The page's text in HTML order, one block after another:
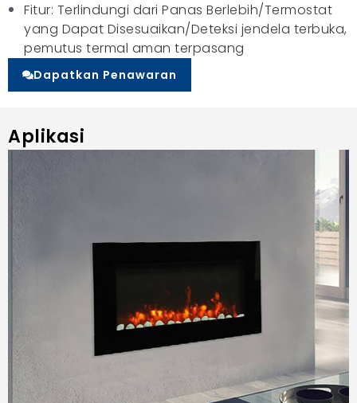
Fitur: Terlindungi dari Panas Berlebih/Termostat
yang Dapat Disesuaikan/Deteksi jendela terbuka,
pemutus termal aman terpasang
Dapatkan Penawaran
Aplikasi